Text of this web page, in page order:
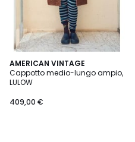
AMERICAN VINTAGE
Cappotto medio-lungo ampio,
LULOW
409,00 €